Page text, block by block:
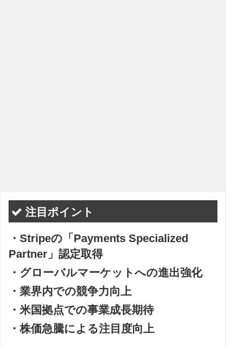
注目ポイント
・Stripeの「Payments Specialized
Partner」認定取得
・グローバルマーケットへの進出強化
・業界内での競争力向上
・米国拠点での事業成長期待
・株価急騰による注目度向上